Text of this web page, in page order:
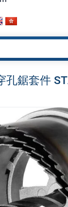
鋸套件